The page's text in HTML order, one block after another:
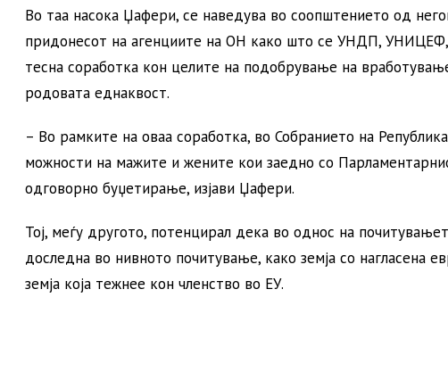
Во таа насока Џафери, се наведува во соопштението од
придонесот на агенциите на ОН како што се УНДП,
тесна соработка кон целите на подобрување на
родовата еднаквост.
– Во рамките на оваа соработка, во Собранието на
можности на мажите и жените кои заедно со
одговорно буџетирање, изјави Џафери.
Тој, меѓу другото, потенцирал дека во однос на
доследна во нивното почитување, како земја со нагласена
земја која тежнее кон членство во ЕУ.